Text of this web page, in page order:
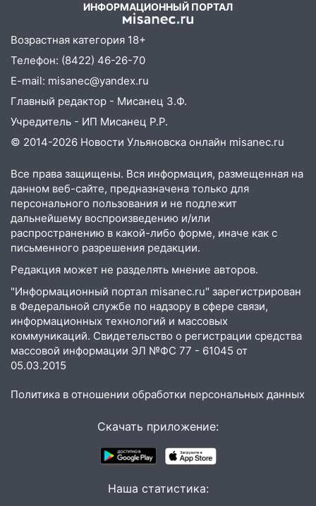
на фестивале «ФормАРТ»
18:11 Ульяновская область стала
пилотным регионом проекта
«Культурное долголетие»
17:23 Прогноз погоды в Ульяновской
области на 8 августа
17:16 В реанимацию Ульяновской
новых аппаратов ИВЛ
16:51 В Чердаклинском районе
ремонтируют дороги, ставят остановки
и проводят новое освещение
16:35 В Ульяновске установили ещё
девять бункеров для крупногабаритного
16:26 В Ульяновске бесплатно покажут
матч «Волги» под открытым небом
16:12
В Ульяновском госуниверситете
разработают отечественный прибор для
за абонементы закрывшегося фитнес-
клуба «Рекорд-Fitness»
После вмешательства
области привели в порядок детские
ИНФОРМАЦИОННЫЙ ПОРТАЛ
Возрастная категория 18+
Телефон: (8422) 46-26-70
E-mail: misanec@yandex.ru
Главный редактор - Мисанец З.Ф.
Учредитель - ИП Мисанец Р.Р.
© 2014-2026 Новости Ульяновска онлайн misanec.ru
Все права защищены. Вся информация, размещенная на
данном веб-сайте, предназначена только для
персонального пользования и не подлежит
дальнейшему воспроизведению и/или
распространению в какой-либо форме, иначе как с
письменного разрешения редакции.
Редакция может не разделять мнение авторов.
"Информационный портал misanec.ru" зарегистрирован
в Федеральной службе по надзору в сфере связи,
информационных технологий и массовых
коммуникаций. Свидетельство о регистрации средства
массовой информации ЭЛ №ФС 77 - 61045 от
05.03.2015
Политика в отношении обработки персональных данных
Скачать приложение:
Наша статистика: